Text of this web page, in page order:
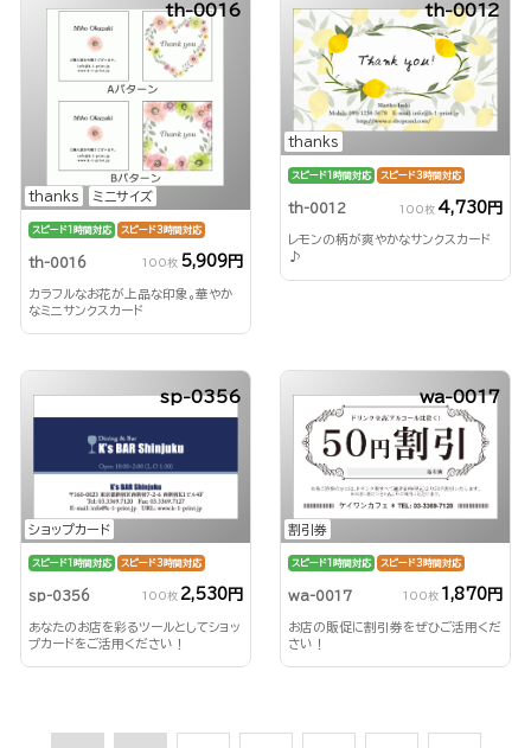
thanks ミニサイズ
th-0016
スピード1時間対応 スピード3時間対応
th-0016 100枚 5,909円
カラフルなお花が上品な印象。華やか
なミニサンクスカード
thanks
th-0012
スピード1時間対応 スピード3時間対応
th-0012 100枚 4,730円
レモンの柄が爽やかなサンクスカード
♪
ショップカード
sp-0356
スピード1時間対応 スピード3時間対応
sp-0356 100枚 2,530円
あなたのお店を彩るツールとしてショッ
プカードをご活用ください！
割引券
wa-0017
スピード1時間対応 スピード3時間対応
wa-0017 100枚 1,870円
お店の販促に割引券をぜひご活用くだ
さい！